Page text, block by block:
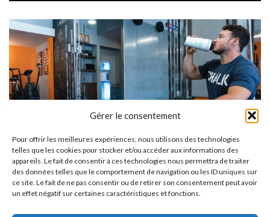
Gérer le consentement
Pour offrir les meilleures expériences, nous utilisons des technologies
telles que les cookies pour stocker et/ou accéder aux informations des
appareils. Le fait de consentir à ces technologies nous permettra de traiter
des données telles que le comportement de navigation ou les ID uniques sur
ce site. Le fait de ne pas consentir ou de retirer son consentement peut avoir
un effet négatif sur certaines caractéristiques et fonctions.
POUR LE JJB ET GRAPPLING EN 2026